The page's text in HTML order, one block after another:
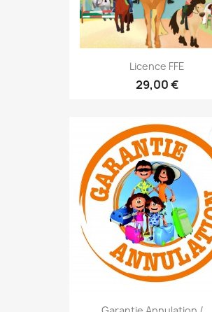
Licence FFE
29,00 €